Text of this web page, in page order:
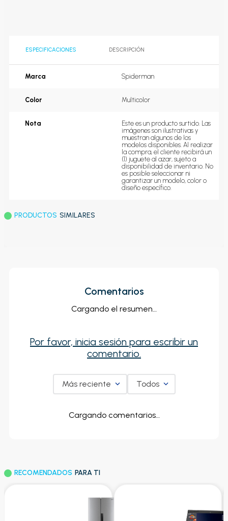
ESPECIFICACIONES DESCRIPCIÓN
Marca Spiderman
Color Multicolor
Nota
Este es un producto surtido. Las
imágenes son ilustrativas y
muestran algunos de los
modelos disponibles. Al realizar
la compra, el cliente recibirá un
(1) juguete al azar, sujeto a
disponibilidad de inventario. No
es posible seleccionar ni
garantizar un modelo, color o
diseño específico.
PRODUCTOS SIMILARES
Comentarios
Cargando el resumen…
Por favor, inicia sesión para escribir un
comentario.
Más reciente Todos
Cargando comentarios…
RECOMENDADOS PARA TI